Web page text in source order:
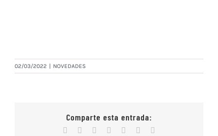
02/03/2022 | NOVEDADES
Comparte esta entrada:
Facebook Reddit WhatsApp
Tumblr